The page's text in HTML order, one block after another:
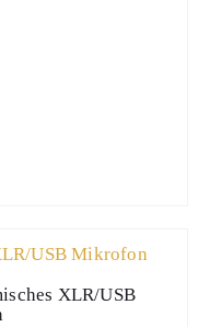
XLR/USB